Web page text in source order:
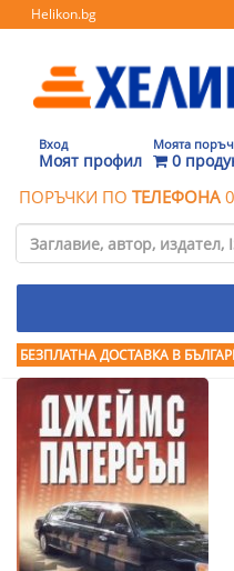
Helikon.bg
Вход
Моят профил
Моята
0
ПОРЪЧКИ ПО ТЕЛЕФОНА
БЕЗПЛАТНА ДОСТАВКА В